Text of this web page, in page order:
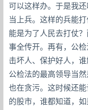
可以这样办。于是我
当上兵。这样的兵能
能是为了人民去打仗
事全传开。再有，公
击坏人、保护好人，
公检法的最高领导当
也在贪污。这时候还
的股市，谁都知道，